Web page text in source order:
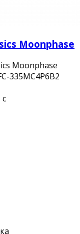
Moonphase
Moonphase
335MC4P6B2